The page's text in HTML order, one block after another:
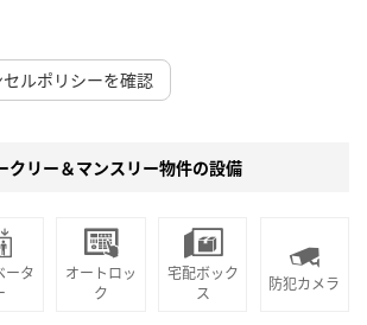
ルポリシーを確認
クリー＆マンスリー物件の設備
ータ
オートロッ
ク
宅配ボック
ス
防犯カメラ